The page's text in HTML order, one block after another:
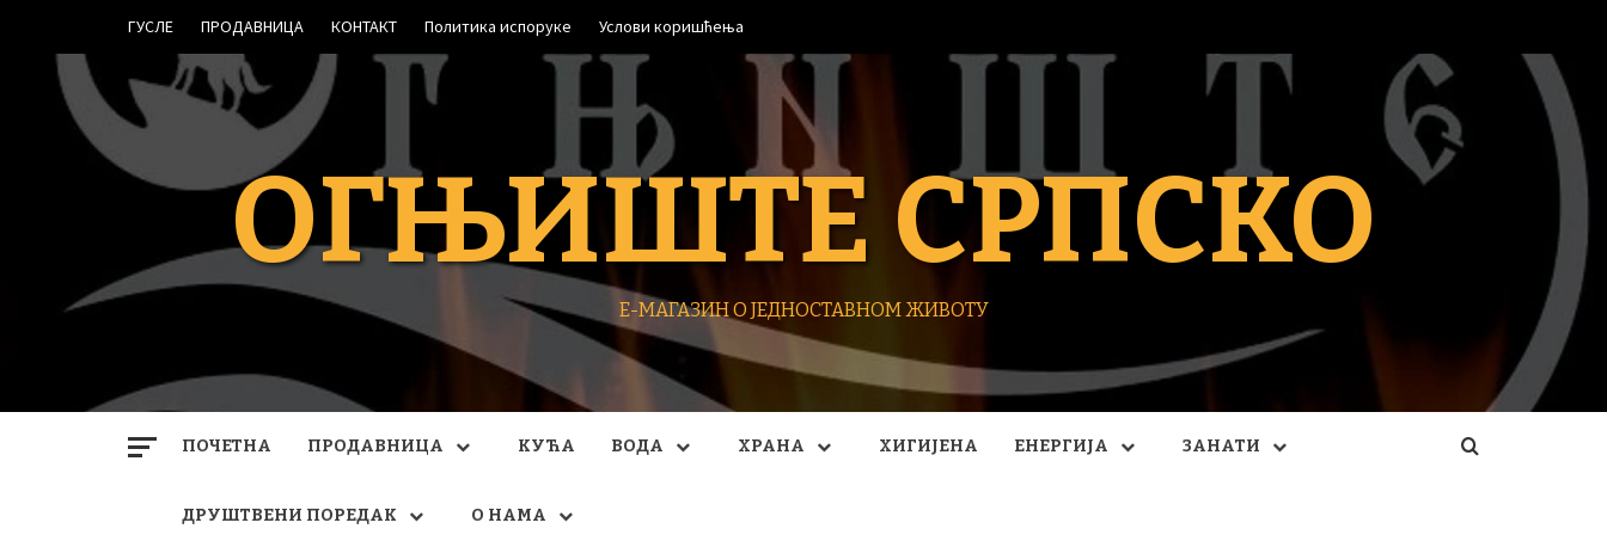
content
ГУСЛЕ ПРОДАВНИЦА КОНТАКТ Политика испоруке Услови коришћења
ОГЊИШТЕ СРПСКО
Е-МАГАЗИН О ЈЕДНОСТАВНОМ ЖИВОТУ
ПОЧЕТНА ПРОДАВНИЦА КУЋА ВОДА ХРАНА ХИГИЈЕНА ЕНЕРГИЈА ЗАНАТИ
ДРУШТВЕНИ ПОРЕДАК О НАМА